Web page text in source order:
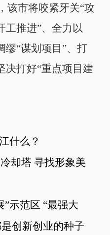
该市将咬紧牙关“攻
工推进”、全力以
缪“谋划项目”、打
决打好“重点项目建
什么？
却塔 寻找形象美
”示范区 “最强大
创新创业的种子